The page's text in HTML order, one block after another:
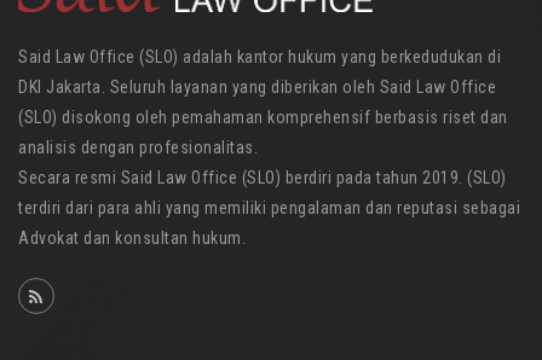
Said Law Office (SLO) adalah kantor hukum yang berkedudukan di
DKI Jakarta. Seluruh layanan yang diberikan oleh Said Law Office
(SLO) disokong oleh pemahaman komprehensif berbasis riset dan
analisis dengan profesionalitas.
Secara resmi Said Law Office (SLO) berdiri pada tahun 2019. (SLO)
terdiri dari para ahli yang memiliki pengalaman dan reputasi sebagai
Advokat dan konsultan hukum.